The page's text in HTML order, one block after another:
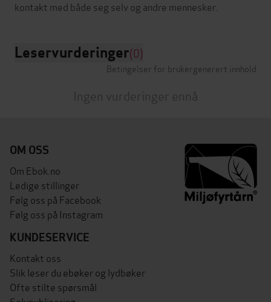
Leservurderinger(0)
Betingelser for brukergenerert innhold
Ingen vurderinger ennå
OM OSS
Om Ebok.no
Ledige stillinger
Følg oss på Facebook
Følg oss på Instagram
KUNDESERVICE
Kontakt oss
Slik leser du ebøker og lydbøker
Ofte stilte spørsmål